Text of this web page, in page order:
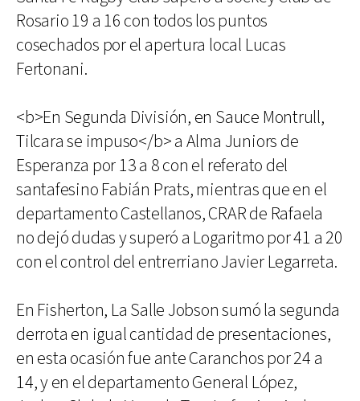
Rosario 19 a 16 con todos los puntos
cosechados por el apertura local Lucas
Fertonani.
<b>En Segunda División, en Sauce Montrull,
Tilcara se impuso</b> a Alma Juniors de
Esperanza por 13 a 8 con el referato del
santafesino Fabián Prats, mientras que en el
departamento Castellanos, CRAR de Rafaela
no dejó dudas y superó a Logaritmo por 41 a 20
con el control del entrerriano Javier Legarreta.
En Fisherton, La Salle Jobson sumó la segunda
derrota en igual cantidad de presentaciones,
en esta ocasión fue ante Caranchos por 24 a
14, y en el departamento General López,